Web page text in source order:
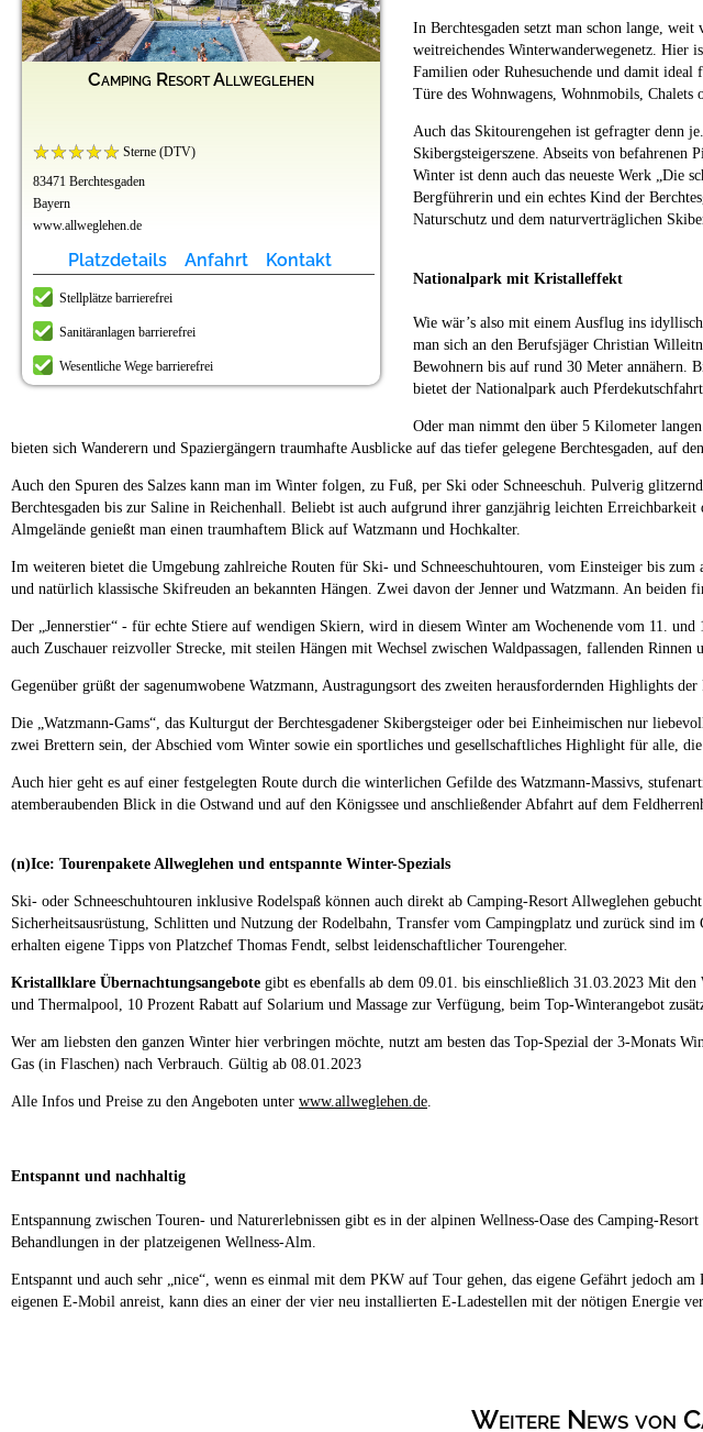
Camping Resort Allweglehen
Sterne (DTV)
83471 Berchtesgaden
Bayern
www.allweglehen.de
Platzdetails Anfahrt Kontakt
Stellplätze barrierefrei
Sanitäranlagen barrierefrei
Wesentliche Wege barrierefrei
In Berchtesgaden setzt man schon lange,
weitreichendes Winterwanderwegenetz. Hier
Familien oder Ruhesuchende und damit
Türe des Wohnwagens, Wohnmobils, Chalets
Auch das Skitourengehen ist gefragter denn
Skibergsteigerszene. Abseits von befahrenen
Winter ist denn auch das neueste Werk „Die
Bergführerin und ein echtes Kind der
Naturschutz und dem naturverträglichen
Nationalpark mit Kristalleffekt
Wie wär’s also mit einem Ausflug ins
man sich an den Berufsjäger Christian
Bewohnern bis auf rund 30 Meter annähern.
bietet der Nationalpark auch
Oder man nimmt den über 5 Kilometer
bieten sich Wanderern und Spaziergängern traumhafte Ausblicke auf das tiefer gelegene Berchtesgaden, auf
Auch den Spuren des Salzes kann man im Winter folgen, zu Fuß, per Ski oder Schneeschuh. Pulverig
Berchtesgaden bis zur Saline in Reichenhall. Beliebt ist auch aufgrund ihrer ganzjährig leichten
Almgelände genießt man einen traumhaftem Blick auf Watzmann und Hochkalter.
Im weiteren bietet die Umgebung zahlreiche Routen für Ski- und Schneeschuhtouren, vom Einsteiger bis
und natürlich klassische Skifreuden an bekannten Hängen. Zwei davon der Jenner und Watzmann. An
Der „Jennerstier“ - für echte Stiere auf wendigen Skiern, wird in diesem Winter am Wochenende vom 11.
auch Zuschauer reizvoller Strecke, mit steilen Hängen mit Wechsel zwischen Waldpassagen, fallenden
Gegenüber grüßt der sagenumwobene Watzmann, Austragungsort des zweiten herausfordernden Highlights
Die „Watzmann-Gams“, das Kulturgut der Berchtesgadener Skibergsteiger oder bei Einheimischen nur
zwei Brettern sein, der Abschied vom Winter sowie ein sportliches und gesellschaftliches Highlight für alle,
Auch hier geht es auf einer festgelegten Route durch die winterlichen Gefilde des Watzmann-Massivs,
atemberaubenden Blick in die Ostwand und auf den Königssee und anschließender Abfahrt auf dem
(n)Ice: Tourenpakete Allweglehen und entspannte Winter-Spezials
Ski- oder Schneeschuhtouren inklusive Rodelspaß können auch direkt ab Camping-Resort Allweglehen
Sicherheitsausrüstung, Schlitten und Nutzung der Rodelbahn, Transfer vom Campingplatz und zurück sind
erhalten eigene Tipps von Platzchef Thomas Fendt, selbst leidenschaftlicher Tourengeher.
Kristallklare Übernachtungsangebote gibt es ebenfalls ab dem 09.01. bis einschließlich 31.03.2023 Mit
und Thermalpool, 10 Prozent Rabatt auf Solarium und Massage zur Verfügung, beim Top-Winterangebot
Wer am liebsten den ganzen Winter hier verbringen möchte, nutzt am besten das Top-Spezial der 3-Monats
Gas (in Flaschen) nach Verbrauch. Gültig ab 08.01.2023
Alle Infos und Preise zu den Angeboten unter www.allweglehen.de
Entspannt und nachhaltig
Entspannung zwischen Touren- und Naturerlebnissen gibt es in der alpinen Wellness-Oase des Camping-
Behandlungen in der platzeigenen Wellness-Alm.
Entspannt und auch sehr „nice“, wenn es einmal mit dem PKW auf Tour gehen, das eigene Gefährt jedoch
eigenen E-Mobil anreist, kann dies an einer der vier neu installierten E-Ladestellen mit der nötigen Energie
Weitere News von